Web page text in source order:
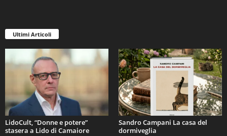
Ultimi Articoli
LidoCult, “Donne e potere”
stasera a Lido di Camaiore
Sandro Campani La casa del
dormiveglia